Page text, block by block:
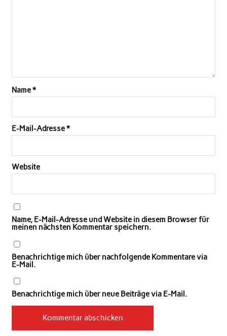
Name*
E-Mail-Adresse*
Website
Name, E-Mail-Adresse und Website in diesem Browser für
meinen nächsten Kommentar speichern.
Benachrichtige mich über nachfolgende Kommentare via
E-Mail.
Benachrichtige mich über neue Beiträge via E-Mail.